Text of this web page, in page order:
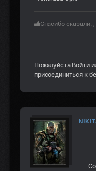
Спасибо сказали: ,
Пожалуйста Войти
присоединиться к